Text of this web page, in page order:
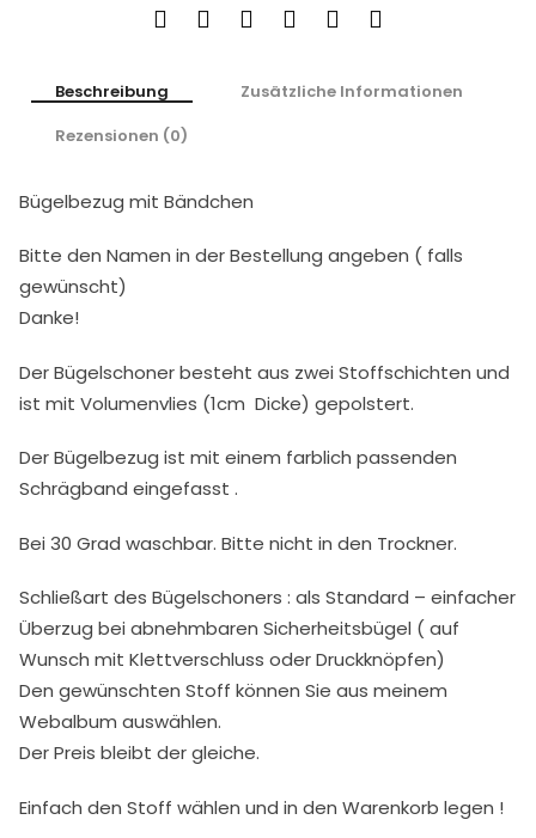
Beschreibung
Zusätzliche Informationen
Rezensionen (0)
Bügelbezug mit Bändchen
Bitte den Namen in der Bestellung angeben ( falls
gewünscht)
Danke!
Der Bügelschoner besteht​ aus zwei ​Stoffschichten und
ist mit​ Volumenvlies (1cm ​ Dicke​) ​gepolstert.
Der Bügelbezug ist mit einem farblich passenden
Schrägband eingefasst .
​B​ei 30 Grad waschbar. Bitte nicht in den Trockner.
Schli​e​ßart des Bügelschoners​ : ​als Standard – ​einfacher
Überzug​ bei abnehmbaren Sicherheitsbügel​ ​( auf
Wunsch​ mit Klettverschluss oder Dr​u​ck​k​nöpfen)
Den gewünschten Stoff können Sie aus meinem
Webalbum auswählen.
Der Preis bleibt der gleiche.
Einfach den Stoff wählen und in den Warenkorb legen !